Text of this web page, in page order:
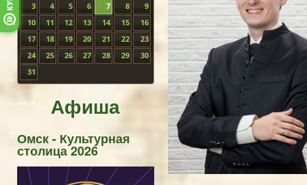
3
4 5 6 7 8
9
10
11 12 13 14 15
16
17
18 19 20 21 22
23
24
25 26 27 28 29
30
31
Афиша
Омск - Культурная
столица 2026